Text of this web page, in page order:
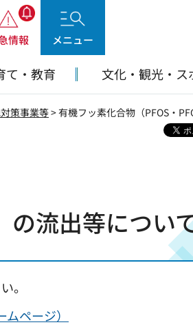
情報 メニュー
て・教育 文化・観光・ス
策事業等> 有機フッ素化合物（PFOS・
の流出等につい
。
ページ）